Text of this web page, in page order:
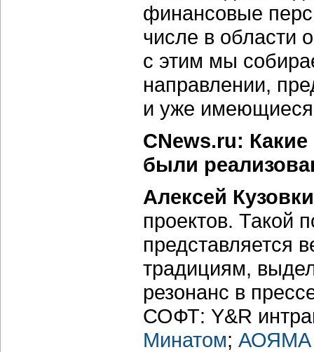
финансовые
числе в области
с этим мы
направлении,
и уже имеющиеся
CNews.ru:
были
Алексей
проектов. Такой
представляется
традициям,
резонанс в
СОФТ: Y&R
Минатом; АОЯМА